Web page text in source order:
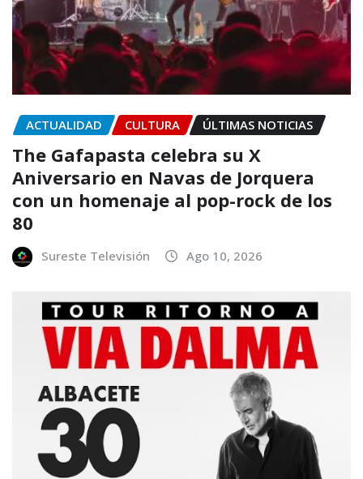
ACTUALIDAD CULTURA ÚLTIMAS NOTICIAS
The Gafapasta celebra su X
Aniversario en Navas de Jorquera
con un homenaje al pop-rock de los
80
Sureste Televisión Ago 10, 2026